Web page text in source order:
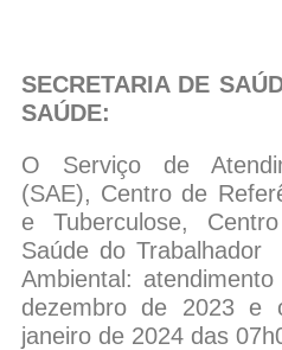
SECRETARIA DE
SAÚDE:
O Serviço de
(SAE), Centro de
e Tuberculose,
Saúde do Trabalhador
Ambiental:
dezembro de 2023
janeiro de 2024 das